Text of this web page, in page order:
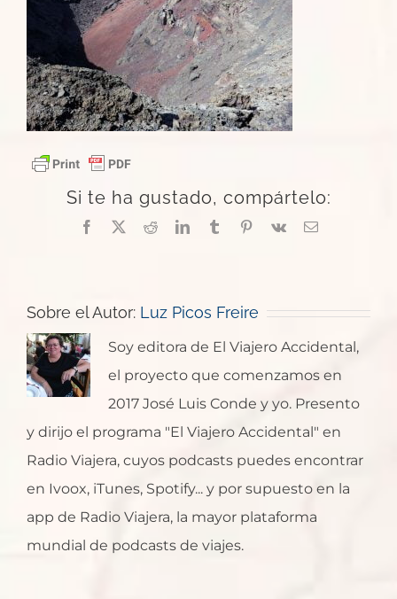
Si te ha gustado, compártelo:
Facebook
X RedditLinkedInTumblrPinterest
Vk
Correo
Sobre el Autor: Luz Picos Freire
Soy editora de El Viajero Accidental,
el proyecto que comenzamos en
2017 José Luis Conde y yo. Presento
y dirijo el programa "El Viajero Accidental" en
Radio Viajera, cuyos podcasts puedes encontrar
en Ivoox, iTunes, Spotify... y por supuesto en la
app de Radio Viajera, la mayor plataforma
mundial de podcasts de viajes.